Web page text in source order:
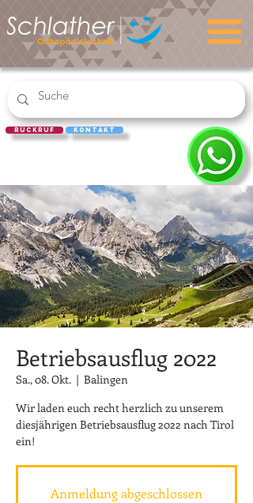
Rückruf Kontakt
Betriebsausflug 2022
Sa., 08. Okt.
  |
Balingen
Wir laden euch recht herzlich zu unserem
diesjährigen Betriebsausflug 2022 nach Tirol
ein!
Anmeldung abgeschlossen